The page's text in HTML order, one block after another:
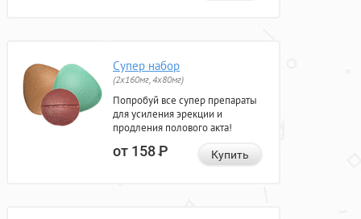
Супер набор
(2х160мг, 4х80мг)
Попробуй все супер препараты
для усиления эрекции и
продления полового акта!
от 158Р Купить